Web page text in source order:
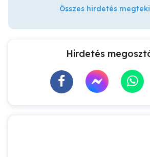
Összes hirdetés
Hirdetés